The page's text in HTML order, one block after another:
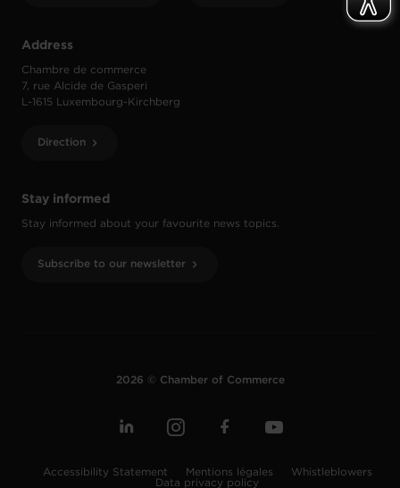
Stay informed
Stay informed about your favourite news topics.
Subscribe to our newsletter
Address
Chambre de commerce
7, rue Alcide de Gasperi
L-1615 Luxembourg-Kirchberg
Direction
2026 © Chamber of Commerce
Accessibility Statement Mentions légales
Whistleblowers
Data privacy policy